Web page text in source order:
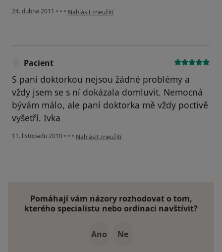
24. dubna 2011 • • • podle názoru uživatele Pacient
Nahlásit zneužití
Pacient
S paní doktorkou nejsou žádné problémy a
vždy jsem se s ní dokázala domluvit. Nemocná
bývám málo, ale paní doktorka mě vždy poctivě
vyšetří. Ivka
11. listopadu 2010 • • • podle názoru uživatele Pacient
Nahlásit zneužití
Pomáhají vám názory rozhodovat o tom,
kterého specialistu nebo ordinaci navštívit?
Ano Ne